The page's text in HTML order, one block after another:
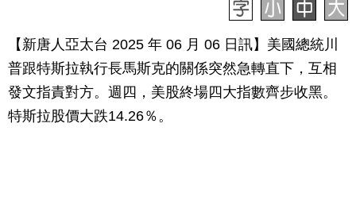
【新唐人亞太台 2025 年 06 月 06 日訊】美國總統川
普跟特斯拉執行長馬斯克的關係突然急轉直下，互相
發文指責對方。週四，美股終場四大指數齊步收黑。
特斯拉股價大跌14.26％。